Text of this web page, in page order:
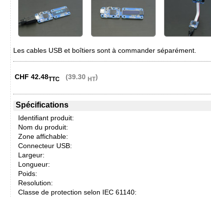
Les cables USB et boîtiers sont à commander séparément.
CHF 42.48TTC (39.30 HT)
Spécifications
Identifiant produit:
Nom du produit:
Zone affichable:
Connecteur USB:
Largeur:
Longueur:
Poids:
Resolution:
Classe de protection selon IEC 61140: